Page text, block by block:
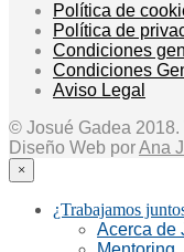
Política de
Política de
Condiciones
Condiciones
Aviso Legal
© Josué Gadea 2018.
Diseño Web porAna
×
¿Trabajamos
Acerca de